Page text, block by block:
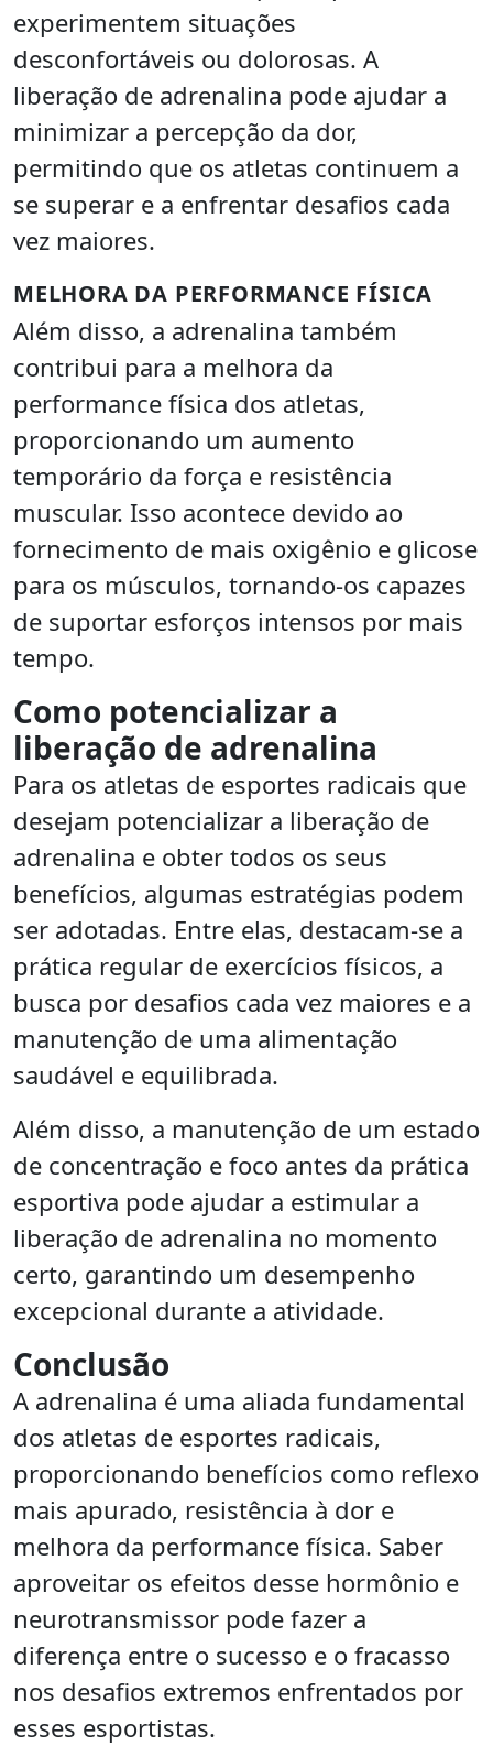
experimentem situações
desconfortáveis ou dolorosas. A
liberação de adrenalina pode ajudar a
minimizar a percepção da dor,
permitindo que os atletas continuem a
se superar e a enfrentar desafios cada
vez maiores.
MELHORA DA PERFORMANCE FÍSICA
Além disso, a adrenalina também
contribui para a melhora da
performance física dos atletas,
proporcionando um aumento
temporário da força e resistência
muscular. Isso acontece devido ao
fornecimento de mais oxigênio e glicose
para os músculos, tornando-os capazes
de suportar esforços intensos por mais
tempo.
Como potencializar a
liberação de adrenalina
Para os atletas de esportes radicais que
desejam potencializar a liberação de
adrenalina e obter todos os seus
benefícios, algumas estratégias podem
ser adotadas. Entre elas, destacam-se a
prática regular de exercícios físicos, a
busca por desafios cada vez maiores e a
manutenção de uma alimentação
saudável e equilibrada.
Além disso, a manutenção de um estado
de concentração e foco antes da prática
esportiva pode ajudar a estimular a
liberação de adrenalina no momento
certo, garantindo um desempenho
excepcional durante a atividade.
Conclusão
A adrenalina é uma aliada fundamental
dos atletas de esportes radicais,
proporcionando benefícios como reflexo
mais apurado, resistência à dor e
melhora da performance física. Saber
aproveitar os efeitos desse hormônio e
neurotransmissor pode fazer a
diferença entre o sucesso e o fracasso
nos desafios extremos enfrentados por
esses esportistas.